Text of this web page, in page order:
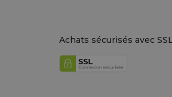
Achats sécurisés avec